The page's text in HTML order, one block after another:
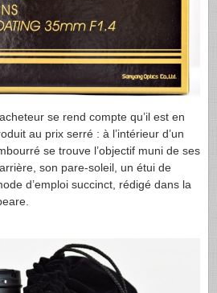
se rend compte qu’il est en
au prix serré : à l’intérieur d’un
se trouve l’objectif muni de ses
son pare-soleil, un étui de
d’emploi succinct, rédigé dans la